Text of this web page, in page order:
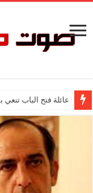
عائلة فتح الباب